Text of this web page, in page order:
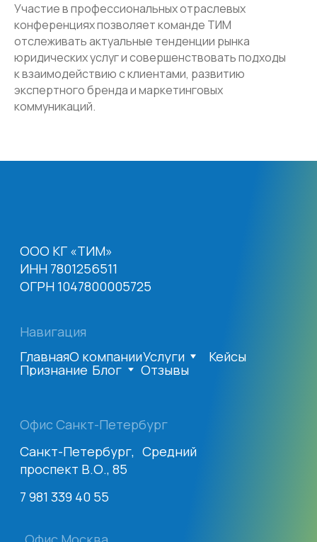
Участие в профессиональных отраслевых
конференциях позволяет команде ТИМ
отслеживать актуальные тенденции рынка
юридических услуг и совершенствовать подходы
к взаимодействию с клиентами, развитию
экспертного бренда и маркетинговых
коммуникаций.
Пользовательское соглашение
Политика конфиденциальности
Сайт разработали
Москва, Нижний Сусальный
пер., д. 5, с. 19
7 495 134 43 99